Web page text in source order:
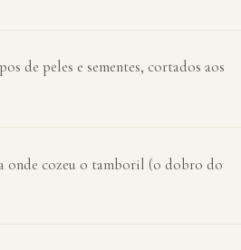
de peles e sementes, cortados aos
onde cozeu o tamboril (o dobro do